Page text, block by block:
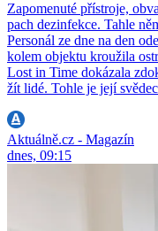
Zapomenuté přístroje,
pach dezinfekce. Tahle
Personál ze dne na den
kolem objektu kroužila
Lost in Time dokázala
žít lidé. Tohle je její
Aktuálně.cz - Magazín
dnes, 09:15